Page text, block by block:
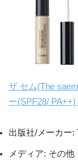
ザ セム(The
ー(SPF28/
出版社/メーカー:
メディア: その他